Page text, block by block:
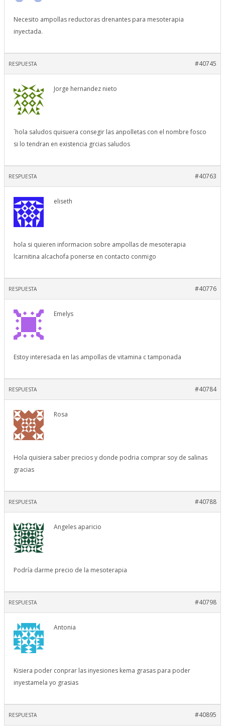
Necesito ampollas reductoras drenantes para mesoterapia
inyectada.
#40745
RESPUESTA
Jorge hernandez nieto
`hola saludos quisuera consegir las anpolletas con el nombre fosco
si lo tendran en existencia grcias saludos
#40763
RESPUESTA
eliseth
hola si quieren informacion sobre ampollas de mesoterapia
lcarnitina alcachofa ponerse en contacto conmigo
#40776
RESPUESTA
Emelys
Estoy interesada en las ampollas de vitamina c tamponada
#40784
RESPUESTA
Rosa
Hola quisiera saber precios y donde podria comprar soy de salinas
gracias
#40788
RESPUESTA
Angeles aparicio
Podría darme precio de la mesoterapia
#40798
RESPUESTA
Antonia
Kisiera poder conprar las inyesiones kema grasas para poder
inyestamela yo grasias
#40895
RESPUESTA